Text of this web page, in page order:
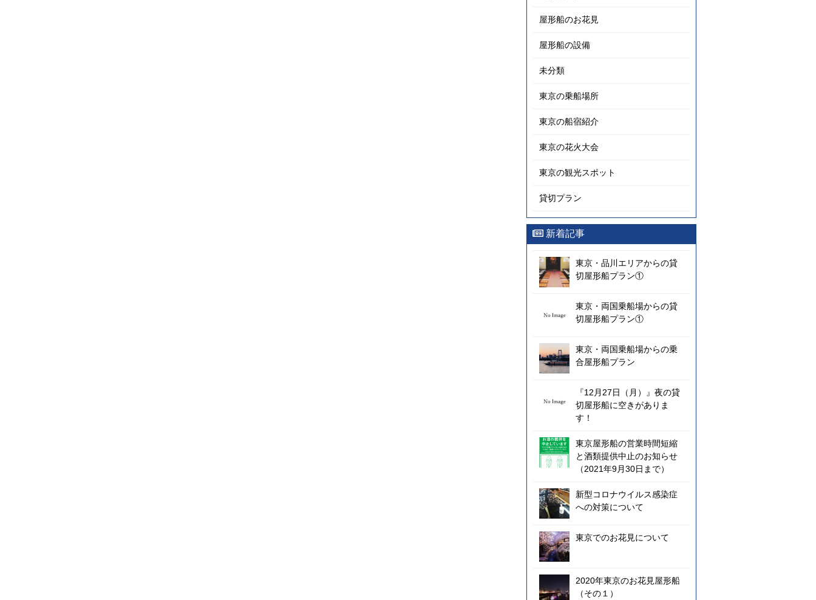
屋形船のお花見
屋形船の設備
未分類
東京の乗船場所
東京の船宿紹介
東京の花火大会
東京の観光スポット
貸切プラン
新着記事
東京・品川エリアからの貸
切屋形船プラン①
東京・両国乗船場からの貸
切屋形船プラン①
東京・両国乗船場からの乗
合屋形船プラン
『12月27日（月）』夜の貸
切屋形船に空きがありま
す！
東京屋形船の営業時間短縮
と酒類提供中止のお知らせ
（2021年9月30日まで）
新型コロナウイルス感染症
への対策について
東京でのお花見について
2020年東京のお花見屋形船
（その１）